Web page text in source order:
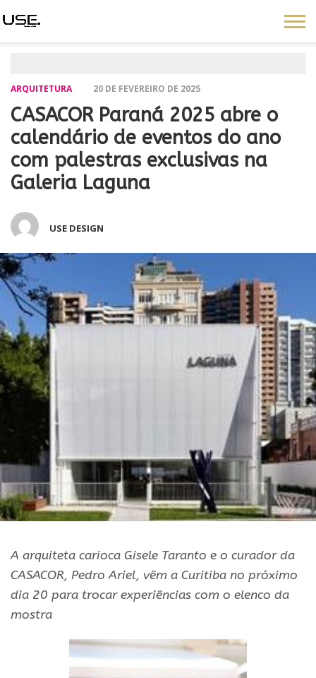
ARQUITETURA 20 DE FEVEREIRO DE 2025
CASACOR Paraná 2025 abre o
calendário de eventos do ano
com palestras exclusivas na
Galeria Laguna
USE DESIGN
A arquiteta carioca Gisele Taranto e o curador da
CASACOR, Pedro Ariel, vêm a Curitiba no próximo
dia 20 para trocar experiências com o elenco da
mostra